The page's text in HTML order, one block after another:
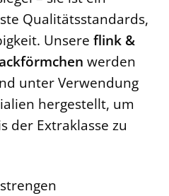
Qualitätsstandards,
Unsere flink &
werden
unter Verwendung
hergestellt, um
der Extraklasse zu